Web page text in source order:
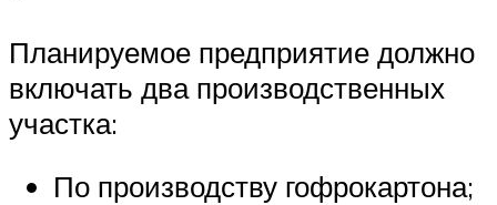
Планируемое предприятие должно
включать два производственных
участка:
По производству гофрокартона;